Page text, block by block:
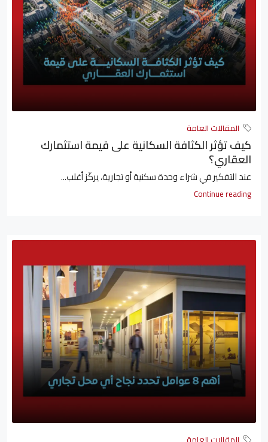
المقالات العامة
كيف تؤثر الكثافة السكانية على قيمة استثمارك
العقاري؟
عند التفكير في شراء وحدة سكنية أو تجارية، يركّز أغلب...
Continue reading